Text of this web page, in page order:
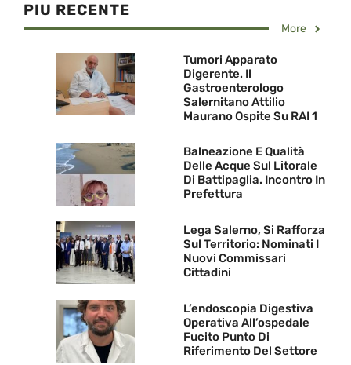
PIU RECENTE
More
Tumori Apparato
Digerente. Il
Gastroenterologo
Salernitano Attilio
Maurano Ospite Su RAI 1
Balneazione E Qualità
Delle Acque Sul Litorale
Di Battipaglia. Incontro In
Prefettura
Lega Salerno, Si Rafforza
Sul Territorio: Nominati I
Nuovi Commissari
Cittadini
L’endoscopia Digestiva
Operativa All’ospedale
Fucito Punto Di
Riferimento Del Settore